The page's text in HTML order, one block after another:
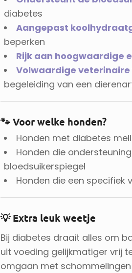
diabetes
Aangepast
beperken
Rijk aan hoogwaardige
Volwaardige veterinaire
begeleiding van een
🐾 Voor welke honden?
Honden met diabetes
Honden die
bloedsuikerspiegel
Honden die een specifiek
💡 Extra leuk weetje
Bij diabetes draait alles om
uit voeding gelijkmatiger vrij
omgaan met